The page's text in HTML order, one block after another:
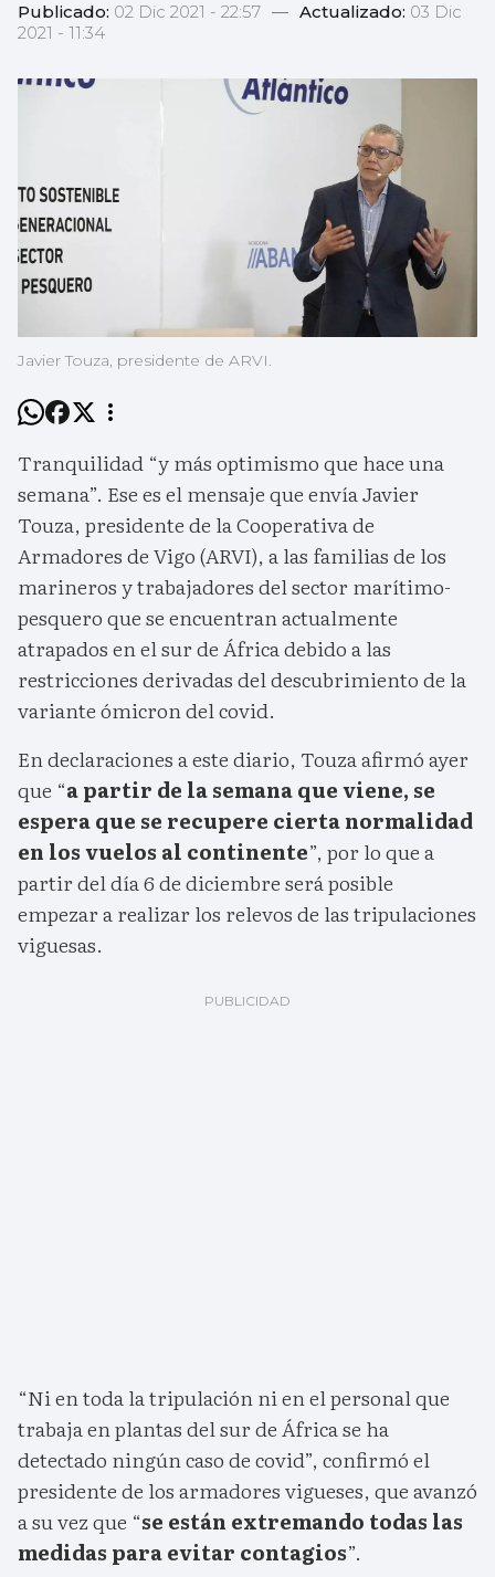
Publicado: 02 Dic 2021 - 22:57 — Actualizado: 03 Dic
2021 - 11:34
Javier Touza, presidente de ARVI.
Tranquilidad “y más optimismo que hace una
semana”. Ese es el mensaje que envía Javier
Touza, presidente de la Cooperativa de
Armadores de Vigo (ARVI), a las familias de los
marineros y trabajadores del sector marítimo-
pesquero que se encuentran actualmente
atrapados en el sur de África debido a las
restricciones derivadas del descubrimiento de la
variante ómicron del covid.
En declaraciones a este diario, Touza afirmó ayer
que “a partir de la semana que viene, se
espera que se recupere cierta normalidad
en los vuelos al continente”, por lo que a
partir del día 6 de diciembre será posible
empezar a realizar los relevos de las tripulaciones
viguesas.
“Ni en toda la tripulación ni en el personal que
trabaja en plantas del sur de África se ha
detectado ningún caso de covid”, confirmó el
presidente de los armadores vigueses, que avanzó
a su vez que “se están extremando todas las
medidas para evitar contagios”.